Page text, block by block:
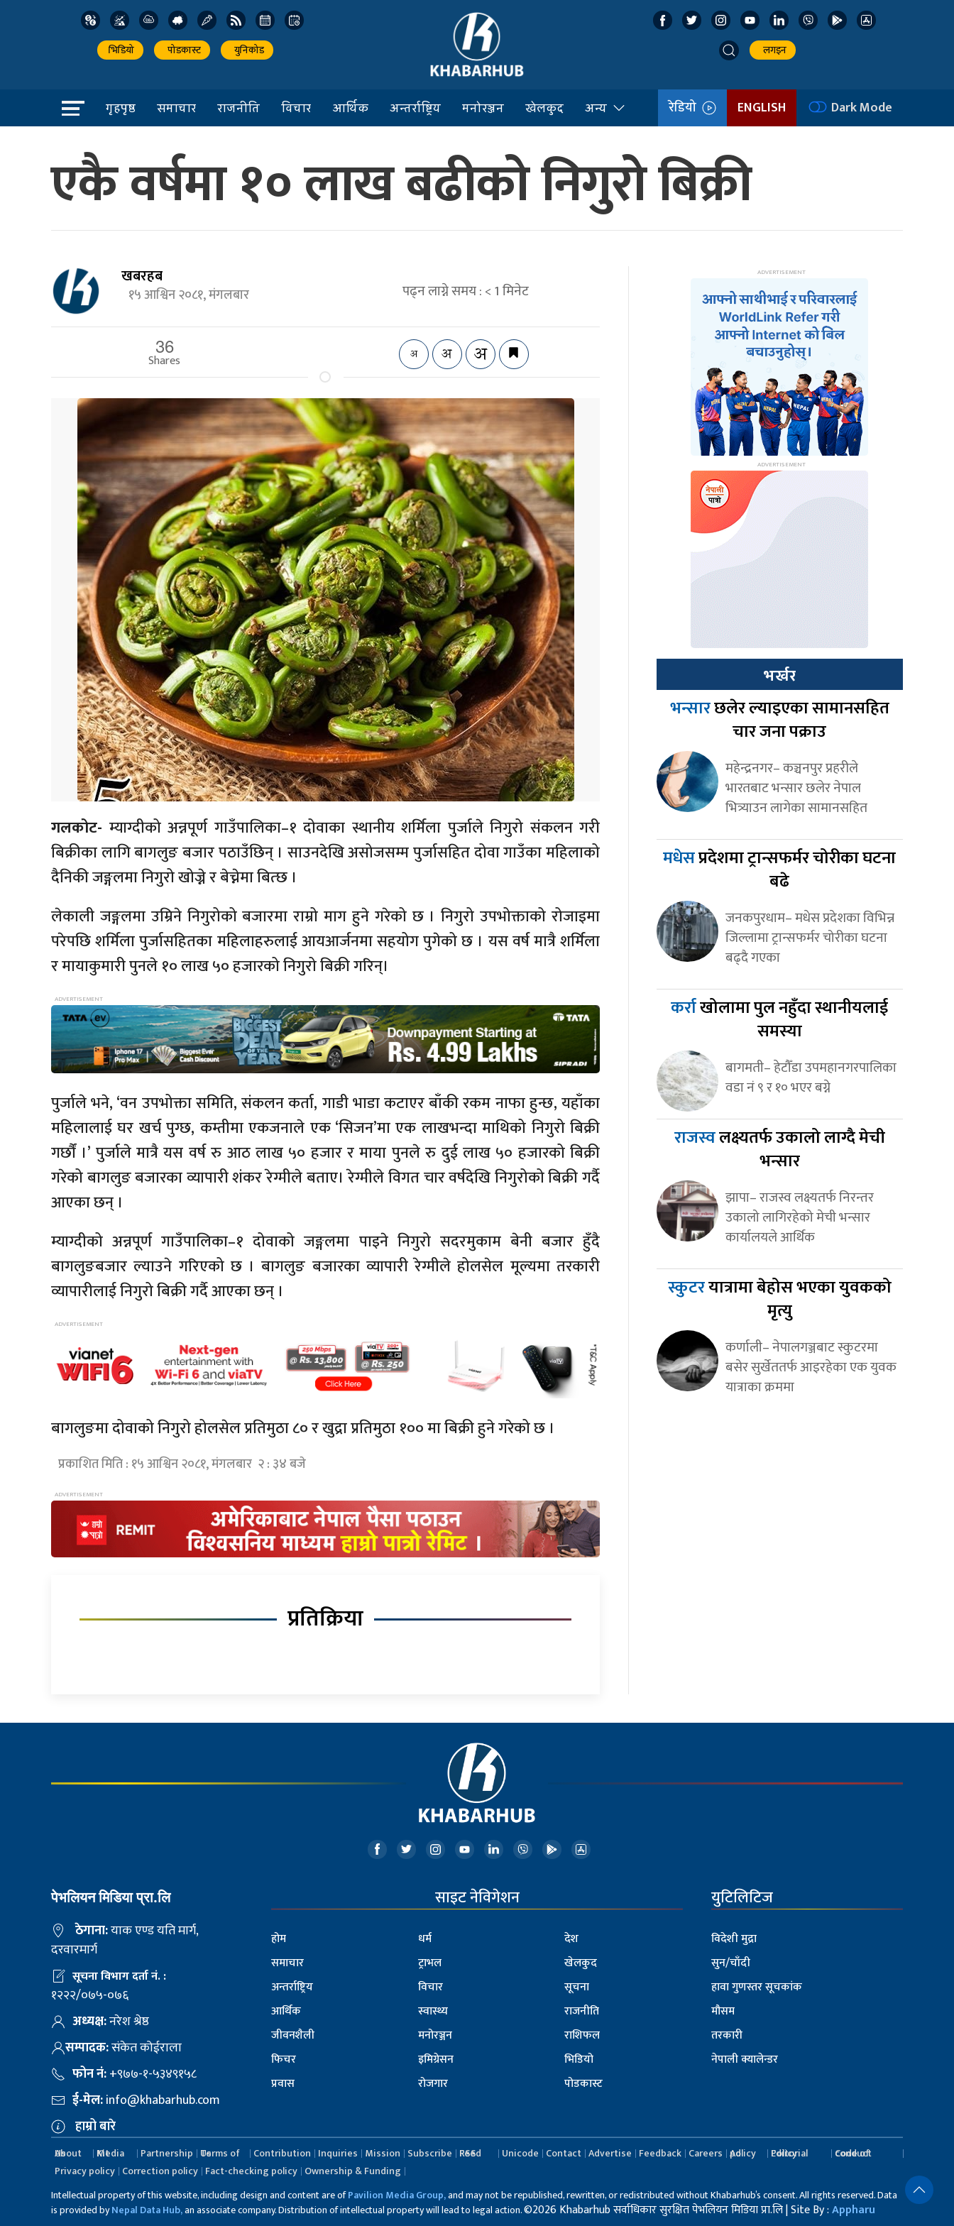
भिडियो पोडकास्ट युनिकोड लगइन
गृहपृष्ठ समाचार राजनीति विचार आर्थिक अन्तर्राष्ट्रिय मनोरञ्जन खेलकुद अन्य रेडियो ENGLISH Dark Mode
एकै वर्षमा १० लाख बढीको निगुरो बिक्री
खबरहब
१५ आश्विन २०८१, मंगलबार पढ्न लाग्ने समय :< 1मिनेट
36
Shares
गलकोट- म्याग्दीको अन्नपूर्ण गाउँपालिका–१ दोवाका स्थानीय शर्मिला पुर्जाले निगुरो संकलनगरी
बिक्रीका लागि बागलुङ बजार पठाउँछिन् । साउनदेखि असोजसम्मपुर्जासहितदोवागाउँका महिलाको
दैनिकी जङ्गलमा निगुरो खोज्ने र बेच्नेमा बित्छ ।
लेकाली जङ्गलमा उम्रिने निगुरोको बजारमा राम्रो माग हुने गरेको छ । निगुरो उपभोक्ताको रोजाइमा
परेपछि शर्मिलापुर्जासहितकामहिलाहरुलाईआयआर्जनमा सहयोग पुगेको छ । यस वर्ष मात्रै शर्मिला
र मायाकुमारी पुनले १० लाख ५० हजारको निगुरो बिक्री गरिन्।
पुर्जाले भने, ‘वन उपभोक्ता समिति,संकलनकर्ता, गाडी भाडा कटाएर बाँकी रकम नाफा हुन्छ, यहाँका
महिलालाई घर खर्च पुग्छ, कम्तीमा एकजनाले एक‘सिजन’माएक लाखभन्दा माथिको निगुरो बिक्री
गर्छौं ।’ पुर्जाले मात्रै यस वर्ष रु आठ लाख ५० हजार र माया पुनले रु दुई लाख ५० हजारको बिक्री
गरेको बागलुङ बजारका व्यापारीशंकररेग्मीले बताए। रेग्मीले विगत चार वर्षदेखि निगुरोको बिक्री गर्दै
आएका छन् ।
म्याग्दीको अन्नपूर्णगाउँपालिका–१ दोवाको जङ्गलमा पाइने निगुरो सदरमुकाम बेनी बजार हुँदै
बागलुङबजार ल्याउने गरिएको छ । बागलुङ बजारका व्यापारी रेग्मीले होलसेल मूल्यमा तरकारी
व्यापारीलाई निगुरो बिक्री गर्दै आएका छन् ।
बागलुङमादोवाकोनिगुरो होलसेलप्रतिमुठा८० र खुद्राप्रतिमुठा१०० मा बिक्री हुने गरेको छ ।
प्रकाशित मिति : १५ आश्विन २०८१, मंगलबार २ : ३४ बजे
प्रतिक्रिया
भर्खर
भन्सारछलेर ल्याइएका सामानसहित
चार जना पक्राउ
महेन्द्रनगर– कञ्चनपुर प्रहरीले
भारतबाट भन्सार छलेर नेपाल
भित्र्याउन लागेका सामानसहित
मधेसप्रदेशमा ट्रान्सफर्मर चोरीका घटना
बढे
जनकपुरधाम– मधेस प्रदेशका विभिन्न
जिल्लामा ट्रान्सफर्मर चोरीका घटना
बढ्दै गएका
कर्राखोलामा पुल नहुँदा स्थानीयलाई
समस्या
बागमती– हेटौँडा उपमहानगरपालिका
वडा नं ९ र १० भएर बग्ने
राजस्वलक्ष्यतर्फ उकालो लाग्दै मेची
भन्सार
झापा– राजस्व लक्ष्यतर्फ निरन्तर
उकालो लागिरहेको मेची भन्सार
कार्यालयले आर्थिक
स्कुटरयात्रामा बेहोस भएका युवकको
मृत्यु
कर्णाली– नेपालगञ्जबाट स्कुटरमा
बसेर सुर्खेततर्फ आइरहेका एक युवक
यात्राका क्रममा
पेभलियन मिडिया प्रा.लि
ठेगाना:याक एण्ड यति मार्ग,
दरवारमार्ग
सूचना विभाग दर्ता नं. :
१२२२/०७५-०७६
अध्यक्ष:नरेश श्रेष्ठ
सम्पादक:संकेत कोईराला
फोन नं:+९७७-१-५३४९१५८
ई-मेल:info@khabarhub.com
हाम्रो बारे
साइट नेविगेशन
होम
समाचार
अन्तर्राष्ट्रिय
आर्थिक
जीवनशैली
फिचर
प्रवास
धर्म
ट्राभल
विचार
स्वास्थ्य
मनोरञ्जन
इमिग्रेसन
रोजगार
देश
खेलकुद
सूचना
राजनीति
राशिफल
भिडियो
पोडकास्ट
युटिलिटिज
विदेशी मुद्रा
सुन/चाँदी
हावा गुणस्तर सूचकांक
मौसम
तरकारी
नेपाली क्यालेन्डर
About Us Media Kit Partnership Terms of Us Contribution Inquiries Mission Subscribe RSS Feed Unicode Contact Advertise Feedback Careers Ad policy Editorial Policy
Code of conduct
Privacy policy Correction policy Fact-checking policy Ownership & Funding
Intellectual property of this website, including design and content are ofPavilion Media Group,and may not be republished, rewritten, or redistributed without Khabarhub’s consent. All rights reserved. Data
is provided byNepal Data Hub,an associate company. Distribution of intellectual property will lead to legal action.©2026 Khabarhub सर्वाधिकार सुरक्षित पेभलियन मिडिया प्रा.लि | Site By :Appharu